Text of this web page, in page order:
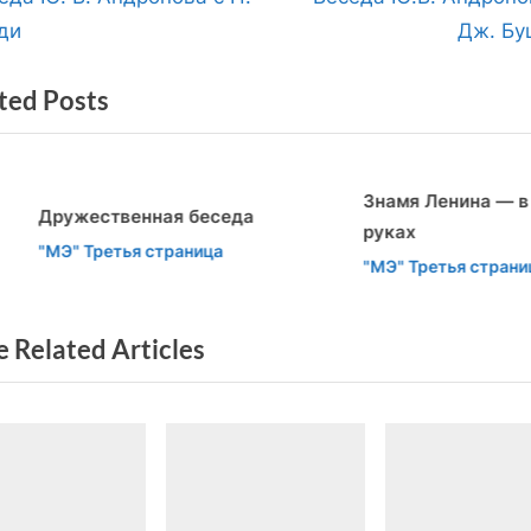
P
Дж.
Posts
Дружественная беседа
"МЭ" Третья страница
Знамя Ленина — в
руках
"МЭ" Третья страница
Related Articles